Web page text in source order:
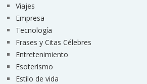
Viajes
Empresa
Tecnología
Frases y Citas Célebres
Entretenimiento
Esoterismo
Estilo de vida